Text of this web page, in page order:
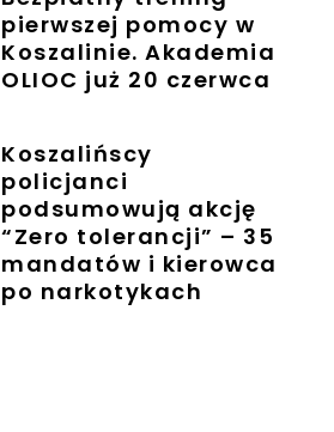
pierwszej pomocy w
Koszalinie. Akademia
OLIOC już 20 czerwca
Koszalińscy
policjanci
podsumowują akcję
“Zero tolerancji” – 35
mandatów i kierowca
po narkotykach